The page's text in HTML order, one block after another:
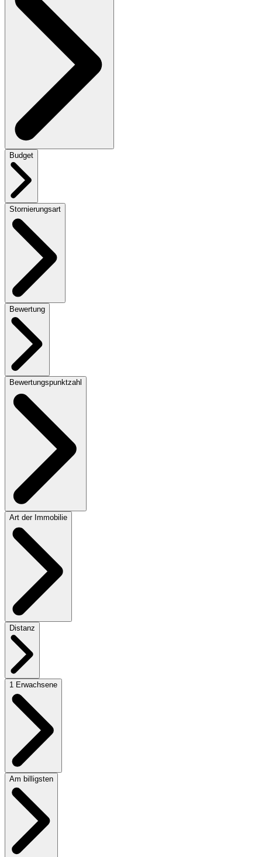
Budget
Stornierungsart
Bewertung
Bewertungspunktzahl
Art der Immobilie
Distanz
1 Erwachsene
Am billigsten